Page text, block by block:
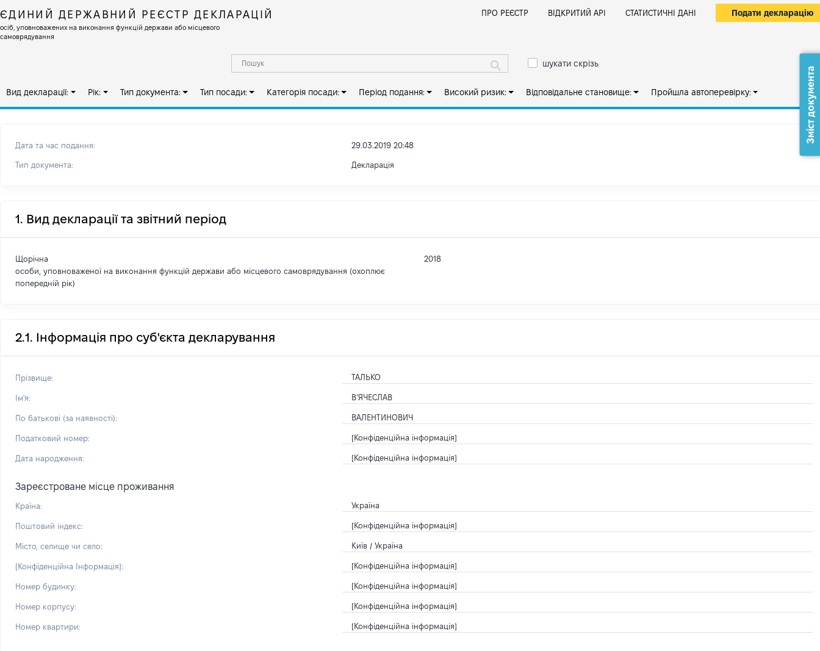
ЄДИНИЙ ДЕРЖАВНИЙ РЕЄСТР ДЕКЛАРАЦІЙ
осіб, уповноважених на виконання функцій держави або місцевого
самоврядування
ПРО РЕЄСТР ВІДКРИТИЙ АРІ СТАТИСТИЧНІ ДАНІ Подати декларацію
шукати скрізь
Вид декларації: Рік: Тип документа: Тип посади: Категорія посади: Період подання: Високий ризик: Відповідальне становище: Пройшла автоперевірку:
Дата та час подання: 29.03.2019 20:48
Тип документа: Декларація
1. Вид декларації та звітний період
Щорічна
особи, уповноваженої на виконання функцій держави або місцевого самоврядування (охоплює
попередній рік)
2018
2.1. Інформація про суб'єкта декларування
Прізвище: ТАЛЬКО
Ім'я: В’ЯЧЕСЛАВ
По батькові (за наявності): ВАЛЕНТИНОВИЧ
Податковий номер: [Конфіденційна інформація]
Дата народження: [Конфіденційна інформація]
Зареєстроване місце проживання
Країна: Україна
Поштовий індекс: [Конфіденційна інформація]
Місто, селище чи село: Київ / Україна
[Конфіденційна Інформація]: [Конфіденційна інформація]
Номер будинку: [Конфіденційна інформація]
Номер корпусу: [Конфіденційна інформація]
Номер квартири: [Конфіденційна інформація]
Зміст документа